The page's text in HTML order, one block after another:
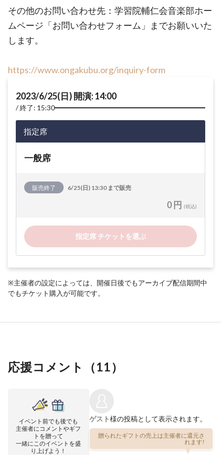
その他のお問い合わせ先：学習院輔仁会音楽部ホー
ムページ「お問い合わせフォーム」までお願いいた
します。
https://www.ongakubu.org/inquiry-form
2023/6/25(日) 開演: 14:00
終了: 15:30
指定席
一般席
販売終了 6/25(日) 13:30 まで販売
0 円 (税込)
指定席 チケットを選ぶ
※主催者の設定によっては、開催日後でもアーカイブ配信期間中
でもチケット購入が可能です。
応援コメント（11）
イベント前でも後でも
主催者にコメントやギフ
トを贈って
一緒にこのイベントを盛
り上げよう！
ゲスト様の投稿として表示されます。
贈られたギフトの売上は主催者に還元さ
れます!